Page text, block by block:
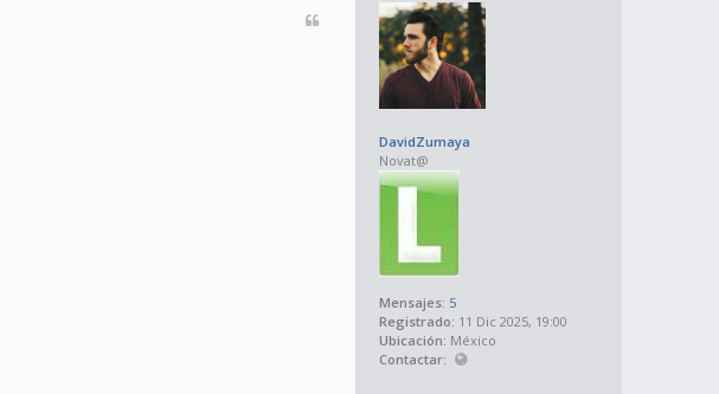
DavidZumaya
Novat@
Mensajes: 5
Registrado: 11 Dic 2025, 19:00
Ubicación: México
Contactar: